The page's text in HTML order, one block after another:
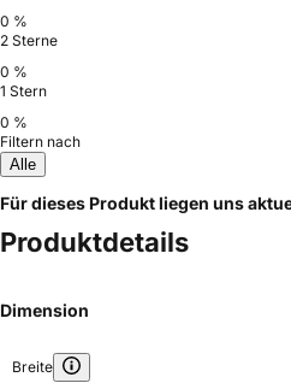
0 %
2 Sterne
0 %
1 Stern
0 %
Filtern nach
Alle
Für dieses Produkt liegen uns
Produktdetails
Dimension
Breite